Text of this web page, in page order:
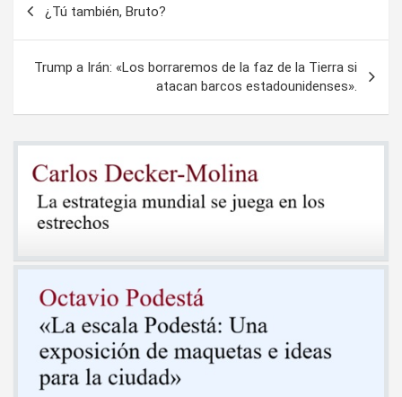
entradas
¿Tú también, Bruto?
Trump a Irán: «Los borraremos de la faz de la Tierra si
atacan barcos estadounidenses».